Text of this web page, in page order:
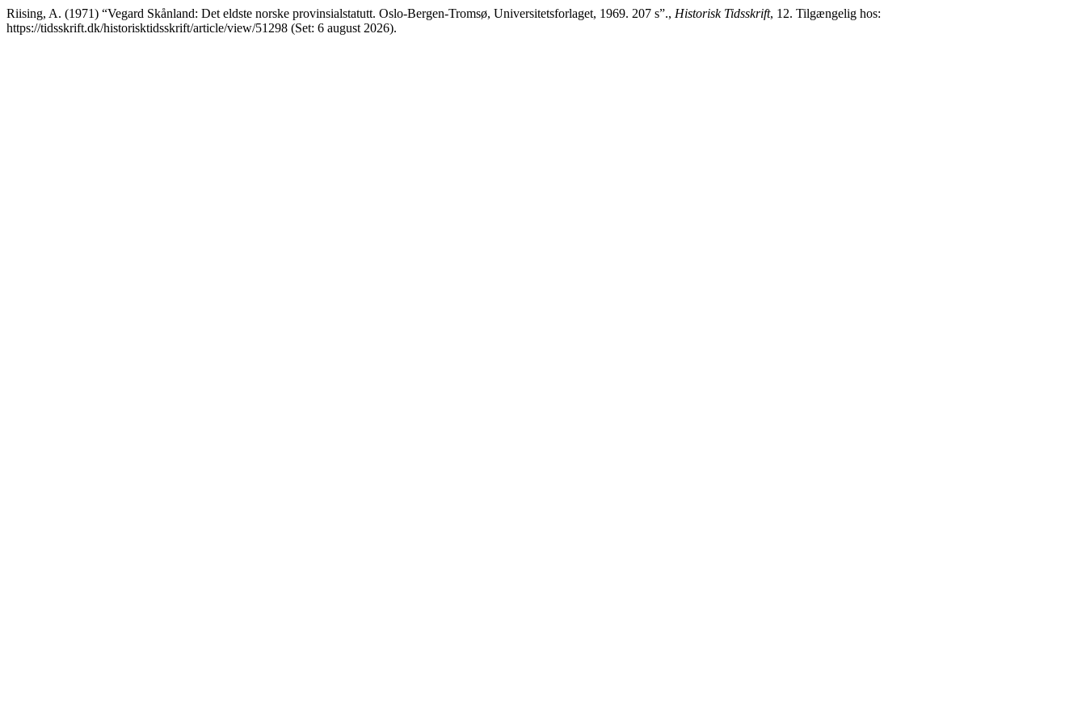
Riising, A. (1971) “Vegard Skånland: Det eldste norske provinsialstatutt. Oslo-Bergen-Tromsø, Universitetsforlaget, 1969. 207 s”., Historisk Tidsskrift, 12. Tilgængelig hos:
https://tidsskrift.dk/historisktidsskrift/article/view/51298 (Set: 6 august 2026).